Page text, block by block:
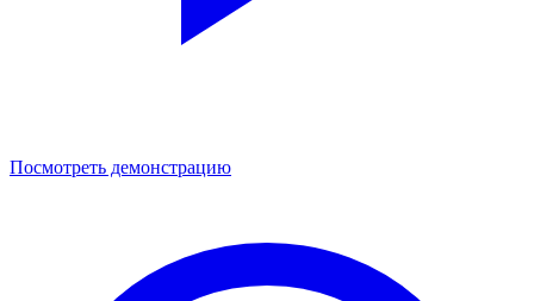
Посмотреть демонстрацию